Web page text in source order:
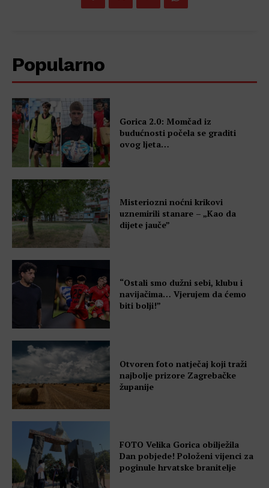
Popularno
Gorica 2.0: Momčad iz
budućnosti počela se graditi
ovog ljeta…
Misteriozni noćni krikovi
uznemirili stanare – „Kao da
dijete jauče”
“Ostali smo dužni sebi, klubu i
navijačima… Vjerujem da ćemo
biti bolji!”
Otvoren foto natječaj koji traži
najbolje prizore Zagrebačke
županije
FOTO Velika Gorica obilježila
Dan pobjede! Položeni vijenci za
poginule hrvatske branitelje